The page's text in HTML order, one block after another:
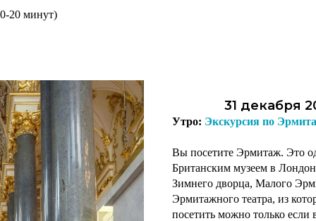
20 минут)
31 декабря
Утро: Экскурсия по
Вы посетите Эрмитаж. Это
Британским музеем в
Зимнего дворца, Малого
Эрмитажного театра, из
посетить можно только если